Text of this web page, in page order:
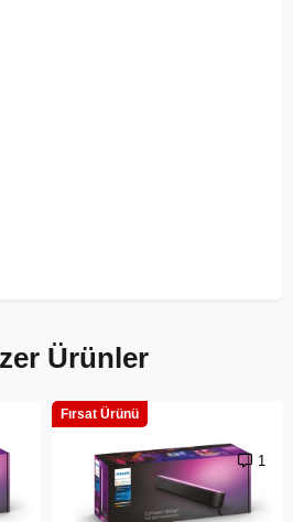
Ürünler
1
Fırsat Ürünü